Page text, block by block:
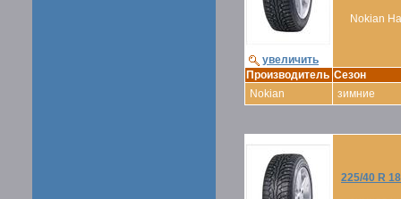
увеличить
Nokian
Производитель Сезон
Nokian
зимние
225/40 R